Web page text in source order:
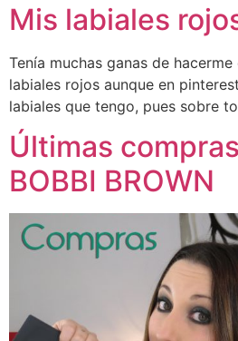
Mis labiales
Tenía muchas ganas de
labiales rojos aunque en
labiales que tengo, pues sobre
Últimas
BOBBI BROWN